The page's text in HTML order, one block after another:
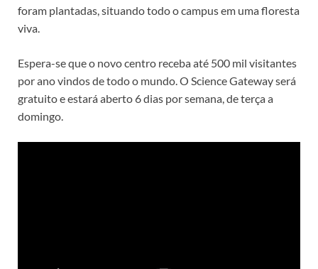
foram plantadas, situando todo o campus em uma floresta
viva.
Espera-se que o novo centro receba até 500 mil visitantes
por ano vindos de todo o mundo. O Science Gateway será
gratuito e estará aberto 6 dias por semana, de terça a
domingo.